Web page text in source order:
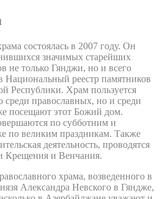
состоялась в 2007 году. Он
значимых старейших
не только Гянджи, но и всего
Национальный реестр памятников
Республики. Храм пользуется
среди православных, но и среди
посещают этот Божий дом.
по субботним и
по великим праздникам. Также
деятельность, проводятся
Крещения и Венчания.
храма, возведенного в
Александра Невского в Гяндже,